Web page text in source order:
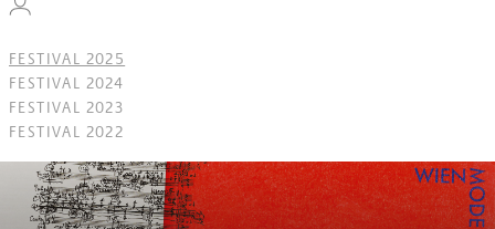
FESTIVAL 2025
FESTIVAL 2024
FESTIVAL 2023
FESTIVAL 2022